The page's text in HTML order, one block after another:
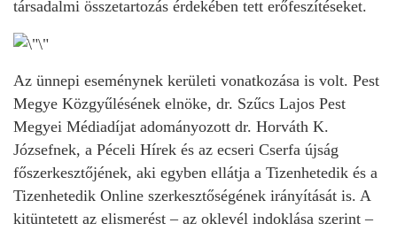
társadalmi összetartozás érdekében tett erőfeszítéseket.
Az ünnepi eseménynek kerületi vonatkozása is volt. Pest
Megye Közgyűlésének elnöke, dr. Szűcs Lajos Pest
Megyei Médiadíjat adományozott dr. Horváth K.
Józsefnek, a Péceli Hírek és az ecseri Cserfa újság
főszerkesztőjének, aki egyben ellátja a Tizenhetedik és a
Tizenhetedik Online szerkesztőségének irányítását is. A
kitüntetett az elismerést – az oklevél indoklása szerint –